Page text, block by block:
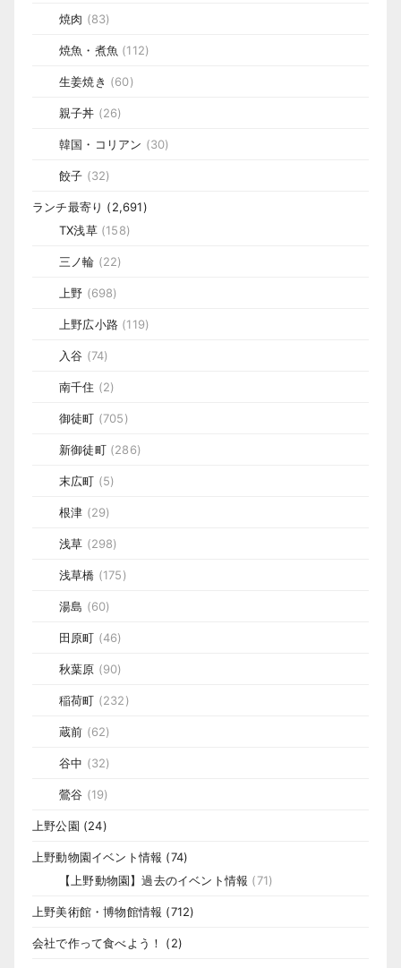
焼肉 (83)
焼魚・煮魚 (112)
生姜焼き (60)
親子丼 (26)
韓国・コリアン (30)
餃子 (32)
ランチ最寄り (2,691)
TX浅草(158)
三ノ輪 (22)
上野 (698)
上野広小路 (119)
入谷 (74)
南千住 (2)
御徒町 (705)
新御徒町(286)
末広町 (5)
根津 (29)
浅草 (298)
浅草橋 (175)
湯島 (60)
田原町 (46)
秋葉原 (90)
稲荷町 (232)
蔵前 (62)
谷中 (32)
鶯谷 (19)
上野公園 (24)
上野動物園イベント情報 (74)
【上野動物園】過去のイベント情報 (71)
上野美術館・博物館情報 (712)
会社で作って食べよう！ (2)